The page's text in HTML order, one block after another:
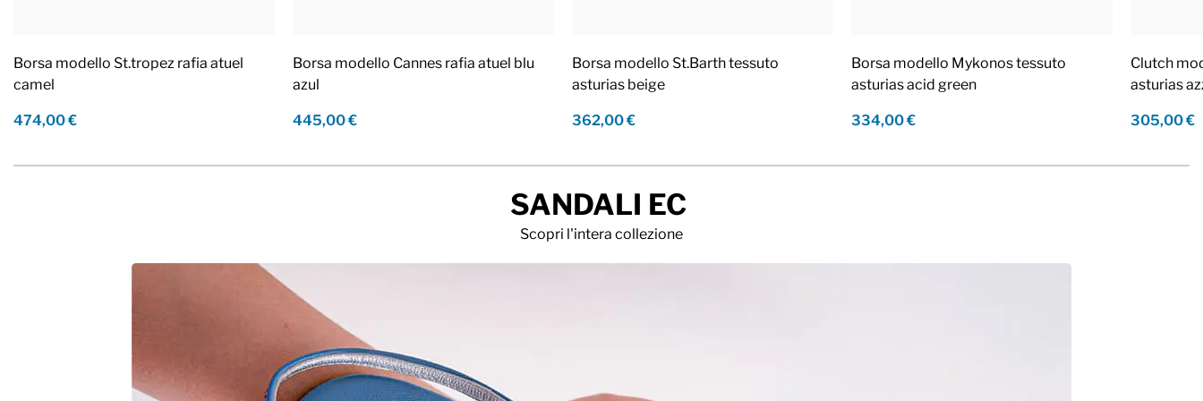
Borsa modello St.tropez rafia atuel
camel
474,00 €
Borsa modello Cannes rafia atuel blu
azul
445,00 €
Borsa modello St.Barth tessuto
asturias beige
362,00 €
Borsa modello Mykonos tessuto
asturias acid green
334,00 €
Clutch
asturias
305,00 €
SANDALI EC
Scopri l'intera collezione